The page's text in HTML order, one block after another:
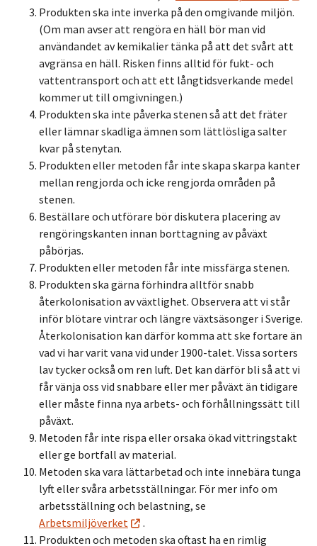
Produkten ska inte inverka på den omgivande miljön.
(Om man avser att rengöra en häll bör man vid
användandet av kemikalier tänka på att det svårt att
avgränsa en häll. Risken finns alltid för fukt- och
vattentransport och att ett långtidsverkande medel
kommer ut till omgivningen.)
Produkten ska inte påverka stenen så att det fräter
eller lämnar skadliga ämnen som lättlösliga salter
kvar på stenytan.
Produkten eller metoden får inte skapa skarpa kanter
mellan rengjorda och icke rengjorda områden på
stenen.
Beställare och utförare bör diskutera placering av
rengöringskanten innan borttagning av påväxt
påbörjas.
Produkten eller metoden får inte missfärga stenen.
Produkten ska gärna förhindra alltför snabb
återkolonisation av växtlighet. Observera att vi står
inför blötare vintrar och längre växtsäsonger i Sverige.
Återkolonisation kan därför komma att ske fortare än
vad vi har varit vana vid under 1900-talet. Vissa sorters
lav tycker också om ren luft. Det kan därför bli så att vi
får vänja oss vid snabbare eller mer påväxt än tidigare
eller måste finna nya arbets- och förhållningssätt till
påväxt.
Metoden får inte rispa eller orsaka ökad vittringstakt
eller ge bortfall av material.
Metoden ska vara lättarbetad och inte innebära tunga
lyft eller svåra arbetsställningar. För mer info om
arbetsställning och belastning, se
Arbetsmiljöverket
.
Produkten och metoden ska oftast ha en rimlig